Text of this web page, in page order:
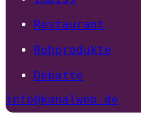
Restaurant
Rohprodukte
Debatte
info@kanalweb.de